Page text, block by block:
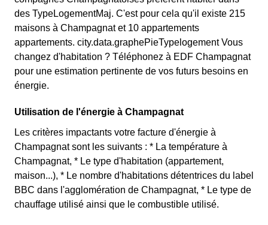
des TypeLogementMaj. C'est pour cela qu'il existe 215
maisons à Champagnat et 10 appartements
appartements. city.data.graphePieTypelogement Vous
changez d'habitation ? Téléphonez à EDF Champagnat
pour une estimation pertinente de vos futurs besoins en
énergie.
Utilisation de l'énergie à Champagnat
Les critères impactants votre facture d'énergie à
Champagnat sont les suivants : * La température à
Champagnat, * Le type d'habitation (appartement,
maison...), * Le nombre d'habitations détentrices du label
BBC dans l'agglomération de Champagnat, * Le type de
chauffage utilisé ainsi que le combustible utilisé.